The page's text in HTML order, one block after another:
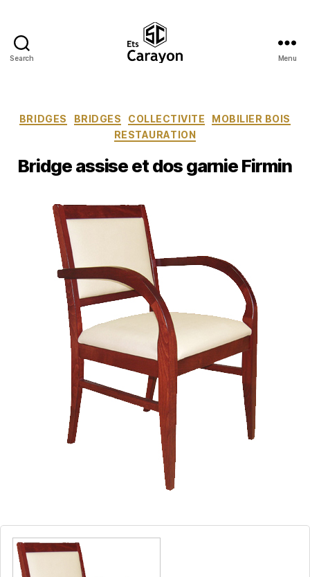
Search Menu
Catégories
BRIDGES BRIDGES COLLECTIVITE
MOBILIER BOIS
RESTAURATION
Bridge assise et dos garnie Firmin